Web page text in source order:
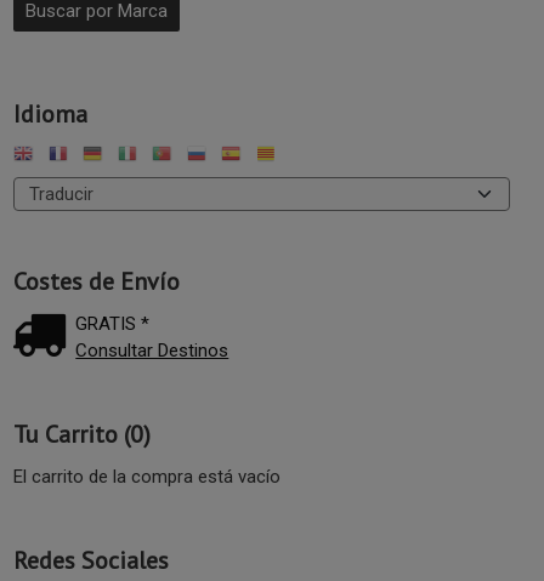
Idioma
Costes de Envío
GRATIS *
Consultar Destinos
Tu Carrito (0)
El carrito de la compra está vacío
Redes Sociales